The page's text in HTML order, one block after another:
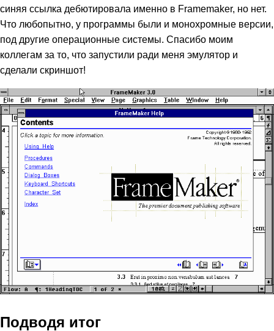
синяя ссылка дебютировала именно в Framemaker, но нет.
Что любопытно, у программы были и монохромные версии,
под другие операционные системы. Спасибо моим
коллегам за то, что запустили ради меня эмулятор и
сделали скриншот!
Подводя итог